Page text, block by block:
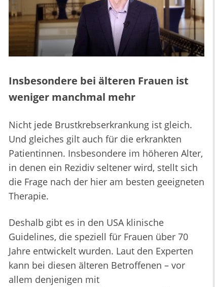
Insbesondere bei älteren Frauen ist
weniger manchmal mehr
Nicht jede Brustkrebserkrankung ist gleich.
Und gleiches gilt auch für die erkrankten
Patientinnen. Insbesondere im höheren Alter,
in denen ein Rezidiv seltener wird, stellt sich
die Frage nach der hier am besten geeigneten
Therapie.
Deshalb gibt es in den USA klinische
Guidelines, die speziell für Frauen über 70
Jahre entwickelt wurden. Laut den Experten
kann bei diesen älteren Betroffenen – vor
allem denjenigen mit